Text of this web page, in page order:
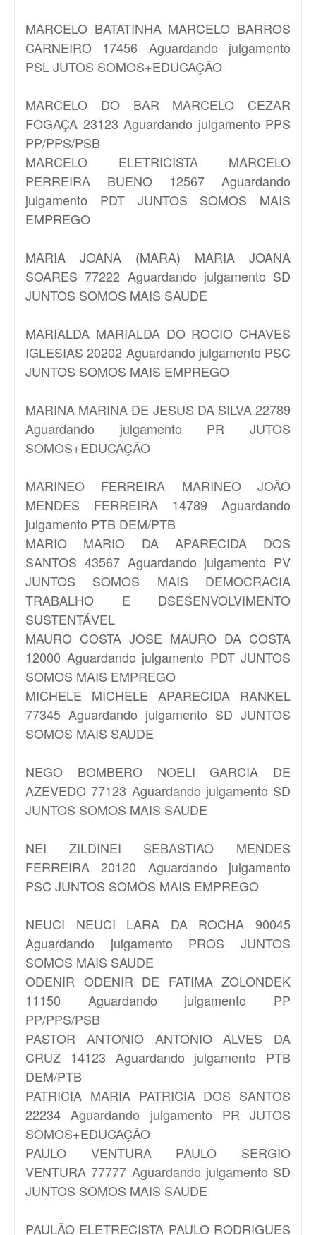
MARCELO BATATINHAMARCELO BARROS
CARNEIRO 17456 Aguardando julgamento
PSL JUTOS SOMOS+EDUCAÇÃO
MARCELO DO BAR MARCELO CEZAR
FOGAÇA 23123 Aguardando julgamento PPS
PP/PPS/PSB
MARCELO ELETRICISTAMARCELO
PERREIRA BUENO 12567 Aguardando
julgamento PDT JUNTOS SOMOS MAIS
EMPREGO
MARIA JOANA (MARA) MARIA JOANA
SOARES 77222 Aguardando julgamento SD
JUNTOS SOMOS MAIS SAUDE
MARIALDA MARIALDA DO ROCIO CHAVES
IGLESIAS 20202 Aguardando julgamento PSC
JUNTOS SOMOS MAIS EMPREGO
MARINA MARINA DE JESUS DA SILVA 22789
Aguardando julgamento PR JUTOS
SOMOS+EDUCAÇÃO
MARINEO FERREIRA MARINEO JOÃO
MENDES FERREIRA 14789 Aguardando
julgamento PTB DEM/PTB
MARIO MARIO DA APARECIDA DOS
SANTOS 43567 Aguardando julgamento PV
JUNTOS SOMOS MAIS DEMOCRACIA
TRABALHO E DSESENVOLVIMENTO
SUSTENTÁVEL
MAURO COSTA JOSE MAURO DA COSTA
12000 Aguardando julgamento PDT JUNTOS
SOMOS MAIS EMPREGO
MICHELE MICHELE APARECIDA RANKEL
77345 Aguardando julgamento SD JUNTOS
SOMOS MAIS SAUDE
NEGO BOMBERONOELI GARCIA DE
AZEVEDO 77123 Aguardando julgamento SD
JUNTOS SOMOS MAIS SAUDE
NEI ZILDINEI SEBASTIAO MENDES
FERREIRA 20120 Aguardando julgamento
PSC JUNTOS SOMOS MAIS EMPREGO
NEUCI NEUCI LARA DA ROCHA 90045
Aguardando julgamento PROS JUNTOS
SOMOS MAIS SAUDE
ODENIR ODENIR DE FATIMA ZOLONDEK
11150 Aguardando julgamento PP
PP/PPS/PSB
PASTOR ANTONIOANTONIO ALVES DA
CRUZ 14123 Aguardando julgamento PTB
DEM/PTB
PATRICIA MARIA PATRICIA DOS SANTOS
22234 Aguardando julgamento PR JUTOS
SOMOS+EDUCAÇÃO
PAULO VENTURAPAULO SERGIO
VENTURA 77777 Aguardando julgamento SD
JUNTOS SOMOS MAIS SAUDE
PAULÃO ELETRECISTA PAULO RODRIGUES